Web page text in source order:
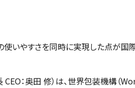
使いやすさを同時に実現した点が国
：奥田 修）は、世界包装機構（